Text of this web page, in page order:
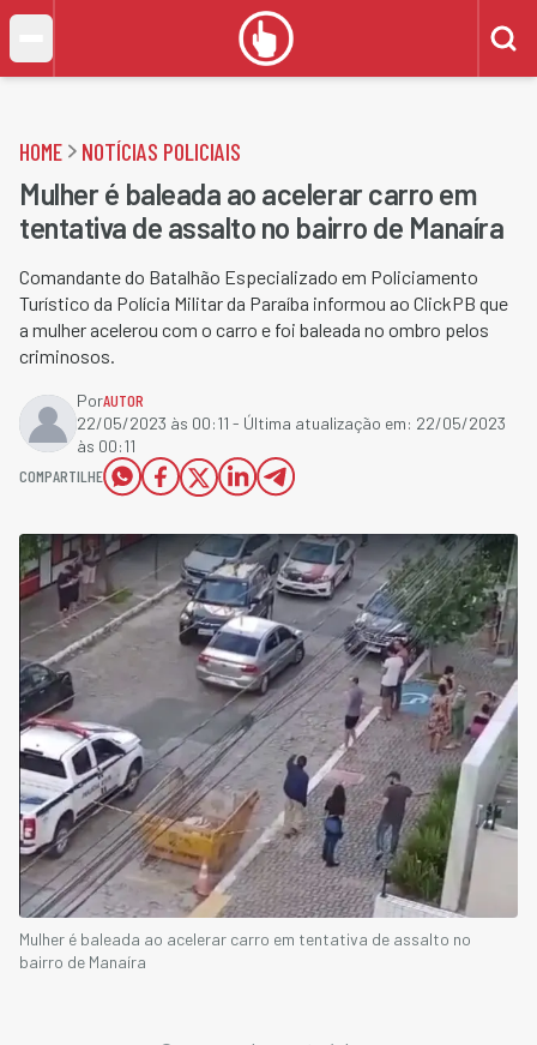
HOME NOTÍCIAS POLICIAIS
Mulher é baleada ao acelerar carro em
tentativa de assalto no bairro de Manaíra
Comandante do Batalhão Especializado em Policiamento
Turístico da Polícia Militar da Paraíba informou ao ClickPB que
a mulher acelerou com o carro e foi baleada no ombro pelos
criminosos.
PorAUTOR
22/05/2023 às 00:11 - Última atualização em: 22/05/2023
às 00:11
COMPARTILHE
Mulher é baleada ao acelerar carro em tentativa de assalto no
bairro de Manaíra